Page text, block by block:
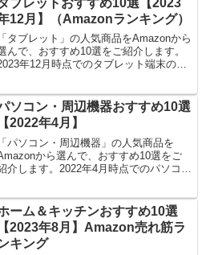
」...
ブレットおすすめ10選【2023
12月】（Amazonランキング）
「タブレット」の人気商品をAmazonから
んで、おすすめ10選をご紹介します。
年12月時点でのタブレット端末の
【2024年2月】タブレットおすすめ10選...
ソコン・周辺機器おすすめ10選
【2022年4月】
「パソコン・周辺機器」の人気商品を
から選んで、おすすめ10選をご
介します。2022年4月時点でのパソコ
10選【2023年4月】パソコン・周辺機
お...
ーム＆キッチンおすすめ10選
【2023年8月】Amazon売れ筋ラ
キング